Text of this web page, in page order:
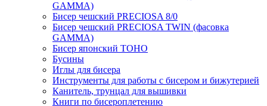
GAMMA)
Бисер чешский PRECIOSA 8/0
Бисер чешский PRECIOSA TWIN (фасовка
GAMMA)
Бисер японский TOHO
Бусины
Иглы для бисера
Инструменты для работы с бисером и бижутерией
Канитель, трунцал для вышивки
Книги по бисероплетению